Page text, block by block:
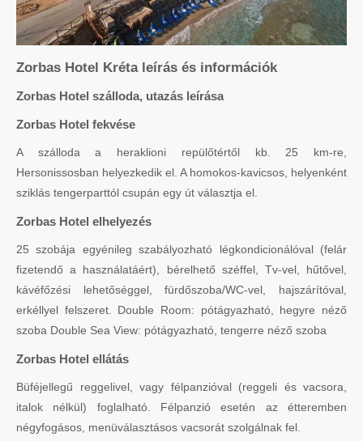
Zorbas Hotel Kréta leírás és információk
Zorbas Hotel szálloda, utazás leírása
Zorbas Hotel fekvése
A szálloda a heraklioni repülőtértől kb. 25 km-re,
Hersonissosban helyezkedik el. A homokos-kavicsos, helyenként
sziklás tengerparttól csupán egy út választja el.
Zorbas Hotel elhelyezés
25 szobája egyénileg szabályozható légkondicionálóval (felár
fizetendő a használatáért), bérelhető széffel, Tv-vel, hűtővel,
kávéfőzési lehetőséggel, fürdőszoba/WC-vel, hajszárítóval,
erkéllyel felszeret. Double Room: pótágyazható, hegyre néző
szoba Double Sea View: pótágyazható, tengerre néző szoba
Zorbas Hotel ellátás
Büféjellegű reggelivel, vagy félpanzióval (reggeli és vacsora,
italok nélkül) foglalható. Félpanzió esetén az étteremben
négyfogásos, menüválasztásos vacsorát szolgálnak fel.